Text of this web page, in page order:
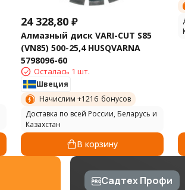
24 328,80 ₽
Алмазный диск VARI-CUT S85
(VN85) 500-25,4 HUSQVARNA
5798096-60
Осталась 1 шт.
Швеция
Начислим +1216 бонусов
Доставка по всей России, Беларусь и
Казахстан
В корзину
Садтех Профи